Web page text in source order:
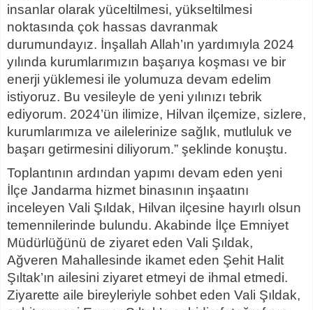
insanlar olarak yüceltilmesi, yükseltilmesi
noktasında çok hassas davranmak
durumundayız. İnşallah Allah’ın yardımıyla 2024
yılında kurumlarımızın başarıya koşması ve bir
enerji yüklemesi ile yolumuza devam edelim
istiyoruz. Bu vesileyle de yeni yılınızı tebrik
ediyorum. 2024’ün ilimize, Hilvan ilçemize, sizlere,
kurumlarımıza ve ailelerinize sağlık, mutluluk ve
başarı getirmesini diliyorum.” şeklinde konuştu.
Toplantının ardından yapımı devam eden yeni
İlçe Jandarma hizmet binasının inşaatını
inceleyen Vali Şıldak, Hilvan ilçesine hayırlı olsun
temennilerinde bulundu. Akabinde İlçe Emniyet
Müdürlüğünü de ziyaret eden Vali Şıldak,
Ağveren Mahallesinde ikamet eden Şehit Halit
Şıltak’ın ailesini ziyaret etmeyi de ihmal etmedi.
Ziyarette aile bireyleriyle sohbet eden Vali Şıldak,